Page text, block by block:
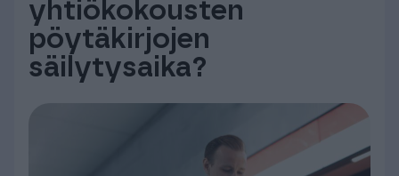
yhtiökokousten
pöytäkirjojen
säilytysaika?